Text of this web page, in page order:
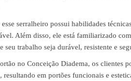
serralheiro possui habilidades
Além disso, ele está familiarizado
seu trabalho seja durável, resistente e
no Conceição Diadema, os clientes
resultando em portões funcionais e